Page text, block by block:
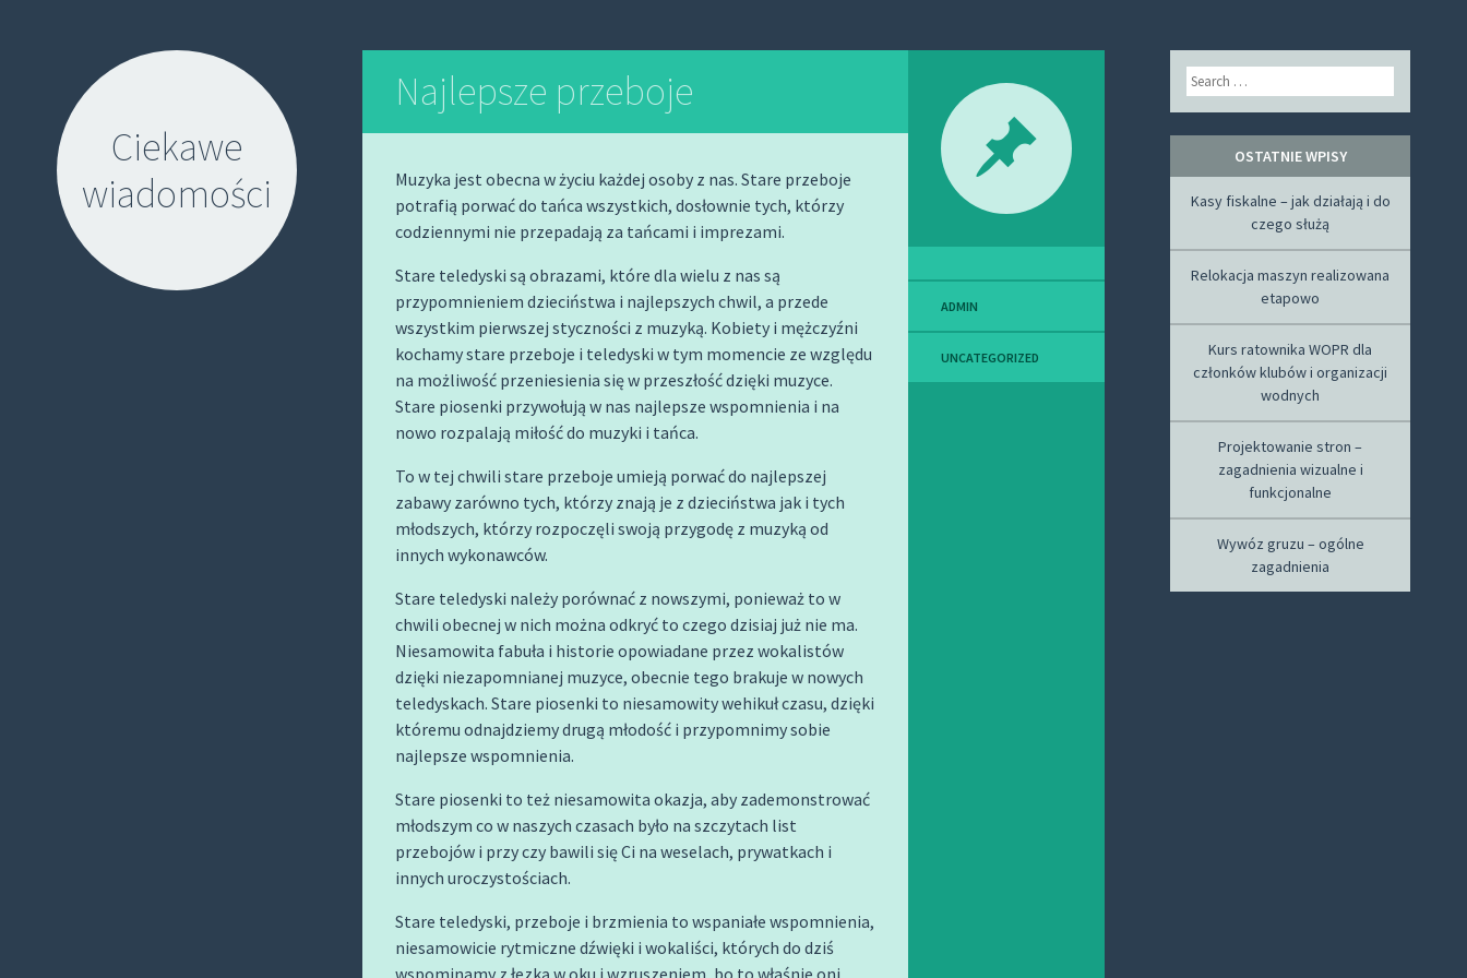
Ciekawe
wiadomości
Najlepsze przeboje
Muzyka jest obecna w życiu każdej osoby z nas. Stare przeboje
potrafią porwać do tańca wszystkich, dosłownie tych, którzy
codziennymi nie przepadają za tańcami i imprezami.
Stare teledyski są obrazami, które dla wielu z nas są
przypomnieniem dzieciństwa i najlepszych chwil, a przede
wszystkim pierwszej styczności z muzyką. Kobiety i mężczyźni
kochamy stare przeboje i teledyski w tym momencie ze względu
na możliwość przeniesienia się w przeszłość dzięki muzyce.
Stare piosenki przywołują w nas najlepsze wspomnienia i na
nowo rozpalają miłość do muzyki i tańca.
To w tej chwili stare przeboje umieją porwać do najlepszej
zabawy zarówno tych, którzy znają je z dzieciństwa jak i tych
młodszych, którzy rozpoczęli swoją przygodę z muzyką od
innych wykonawców.
Stare teledyski należy porównać z nowszymi, ponieważ to w
chwili obecnej w nich można odkryć to czego dzisiaj już nie ma.
Niesamowita fabuła i historie opowiadane przez wokalistów
dzięki niezapomnianej muzyce, obecnie tego brakuje w nowych
teledyskach. Stare piosenki to niesamowity wehikuł czasu, dzięki
któremu odnajdziemy drugą młodość i przypomnimy sobie
najlepsze wspomnienia.
Stare piosenki to też niesamowita okazja, aby zademonstrować
młodszym co w naszych czasach było na szczytach list
przebojów i przy czy bawili się Ci na weselach, prywatkach i
innych uroczystościach.
Stare teledyski, przeboje i brzmienia to wspaniałe wspomnienia,
niesamowicie rytmiczne dźwięki i wokaliści, których do dziś
wspominamy z łezką w oku i wzruszeniem, bo to właśnie oni
ADMIN
UNCATEGORIZED
Search
OSTATNIE WPISY
Kasy fiskalne – jak działają i do
czego służą
Relokacja maszyn realizowana
etapowo
Kurs ratownika WOPR dla
członków klubów i organizacji
wodnych
Projektowanie stron –
zagadnienia wizualne i
funkcjonalne
Wywóz gruzu – ogólne
zagadnienia